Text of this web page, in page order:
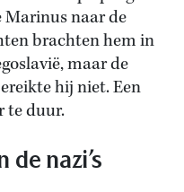
Marinus naar de
brachten hem in
maar de
hij niet. Een
te duur.
nazi’s